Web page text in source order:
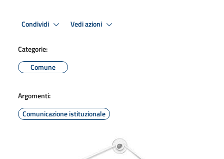
Condividi Vedi azioni
Categorie:
Comune
Argomenti:
Comunicazione istituzionale